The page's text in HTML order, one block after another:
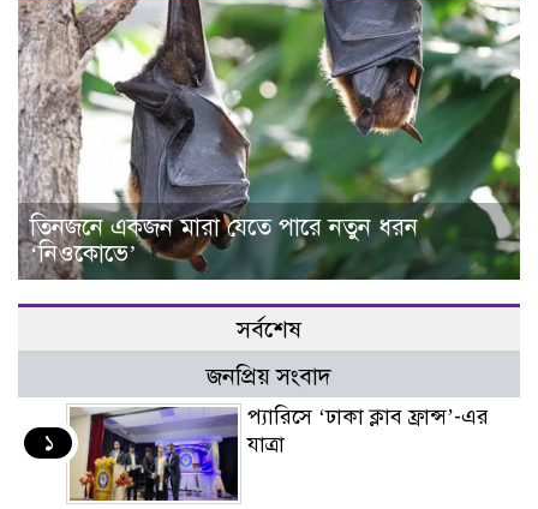
তিনজনে একজন মারা যেতে পারে নতুন ধরন
‘নিওকোভে’
সর্বশেষ
জনপ্রিয় সংবাদ
১
প্যারিসে ‘ঢাকা ক্লাব ফ্রান্স’-এর
যাত্রা